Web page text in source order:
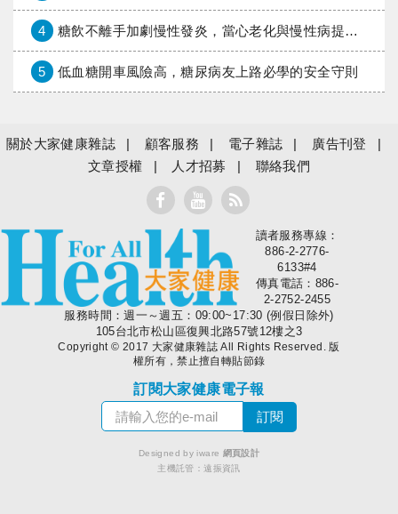
4 糖飲不離手加劇慢性發炎，當心老化與慢性病提早報到
5 低血糖開車風險高，糖尿病友上路必學的安全守則
關於大家健康雜誌 顧客服務 電子雜誌
廣告刊登
文章授權
人才招募 聯絡我們
大家健康
讀者服務專線：
886-2-2776-
6133#4
傳真電話：886-
2-2752-2455
服務時間：週一～週五：09:00~17:30 (例假日除外)
105台北市松山區復興北路57號12樓之3
Copyright © 2017 大家健康雜誌 All Rights Reserved. 版
權所有，禁止擅自轉貼節錄
訂閱大家健康電子報
Designed by iware 網頁設計
主機託管：遠振資訊